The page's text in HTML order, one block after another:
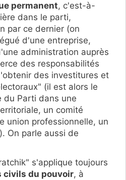
permanent, c'est-à-
dans le parti,
par ce dernier (on
d'une entreprise,
administration auprès
des responsabilités
des investitures et
(il est alors le
du Parti dans une
un comité
union professionnelle, un
On parle aussi de
s'applique toujours
civils du pouvoir, à